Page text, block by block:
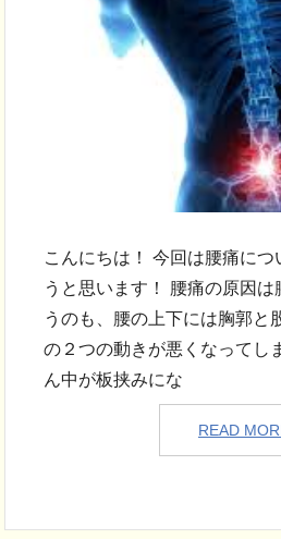
こんにちは！ 今回は腰痛につ
うと思います！ 腰痛の原因
うのも、腰の上下には胸郭と
の２つの動きが悪くなってし
ん中が板挟みにな
READ